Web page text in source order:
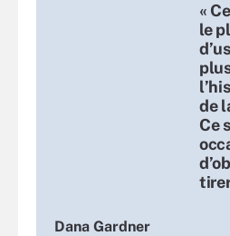
«
le
de
Ce
Dana Gardner